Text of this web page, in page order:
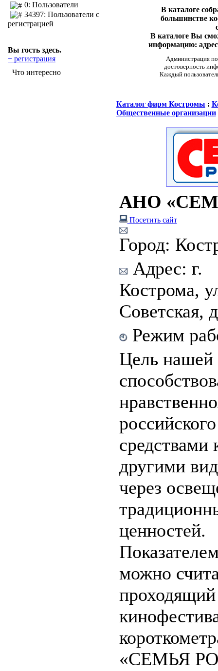
0: Пользователи
34397: Пользователи с
регистрацией
Вы гость здесь.
+ регистрация
Что интересно
В каталоге
большинстве
В каталоге Вы
информацию:
Администрация
достоверность
Каждый
Каталог фирм Костромы :
Общественные организации
АНО
Посетить сайт
Город:
Адрес: г.
Кострома,
Советская,
Режим
Цель нашей
средствами
другими
через
ценностей.
можно
«СЕМЬЯ